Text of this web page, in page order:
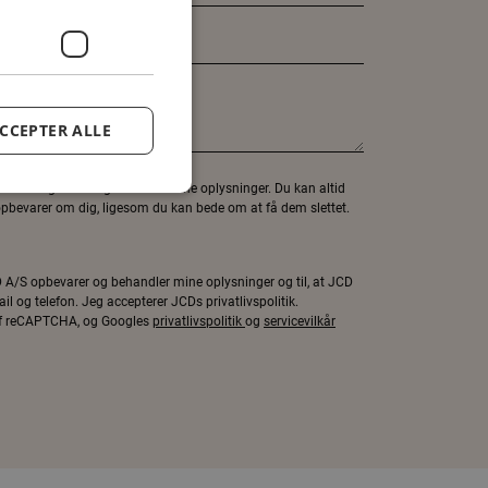
til at gemme og behandle dine oplysninger. Du kan altid
om dig, ligesom du kan bede om at få dem slettet.
S opbevarer og behandler mine oplysninger og til, at JCD
og telefon. Jeg accepterer JCDs privatlivspolitik.
og Googles privatlivspolitik og servicevilkår
ALLE